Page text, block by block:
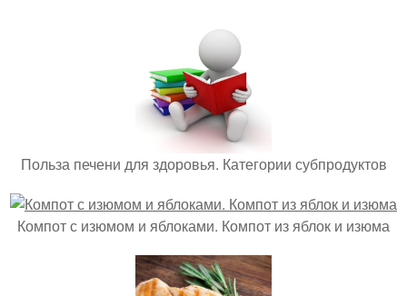
Польза печени для здоровья. Категории субпродуктов
Компот с изюмом и яблоками. Компот из яблок и изюма